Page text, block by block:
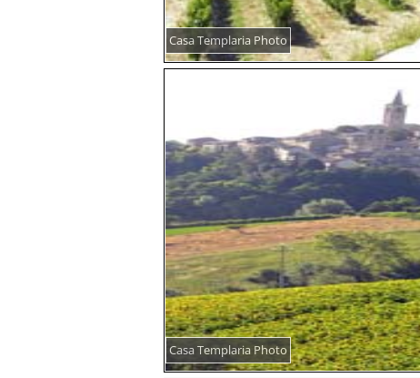
Casa Templaria Photo
Casa Templaria Photo